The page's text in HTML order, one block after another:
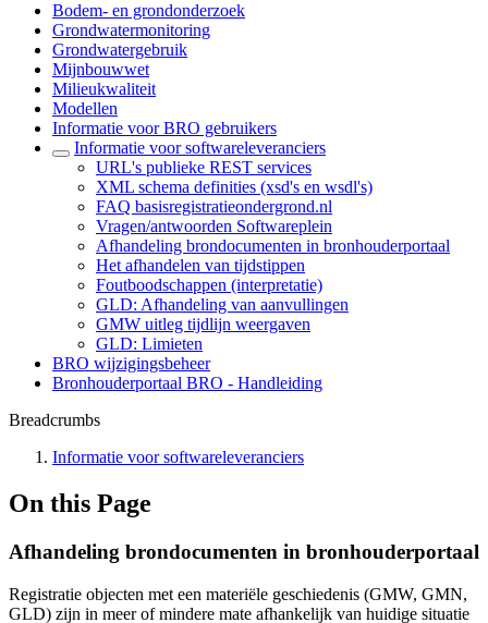
Bodem- en grondonderzoek
Grondwatermonitoring
Grondwatergebruik
Mijnbouwwet
Milieukwaliteit
Modellen
Informatie voor BRO gebruikers
Informatie voor softwareleveranciers
URL's publieke REST services
XML schema definities (xsd's en wsdl's)
FAQ basisregistratieondergrond.nl
Vragen/antwoorden Softwareplein
Afhandeling brondocumenten in bronhouderportaal
Het afhandelen van tijdstippen
Foutboodschappen (interpretatie)
GLD: Afhandeling van aanvullingen
GMW uitleg tijdlijn weergaven
GLD: Limieten
BRO wijzigingsbeheer
Bronhouderportaal BRO - Handleiding
Breadcrumbs
Informatie voor softwareleveranciers
On this Page
Afhandeling brondocumenten in bronhouderportaal
Registratie objecten met een materiële geschiedenis (GMW, GMN,
GLD) zijn in meer of mindere mate afhankelijk van huidige situatie